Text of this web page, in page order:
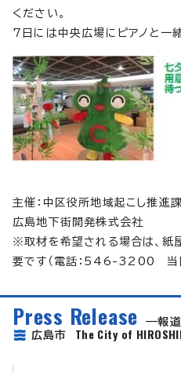
ください。
7日には中央広場にピアノと一
主催：中区役所地域起こし推進課
広島地下街開発株式会社
※取材を希望される場合は、紙
要です（電話：546-3200 当日
Press Release
報
広島市 The City of